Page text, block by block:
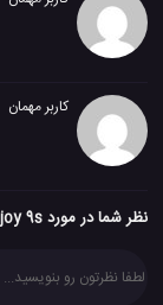
کاربر مهمان
نظر شما در مورد Huawei Enjoy 9s چیست؟